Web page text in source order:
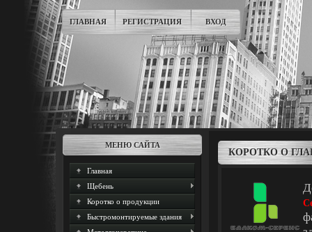
ГЛАВНАЯ РЕГИСТРАЦИЯ ВХОД
МЕНЮ САЙТА
Главная
Щебень
Коротко о продукции
Быстромонтируемые здания
КОРОТКО О